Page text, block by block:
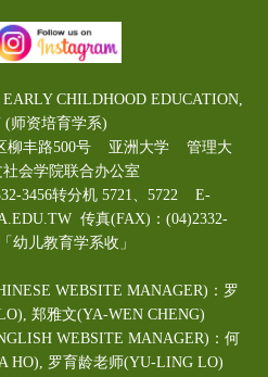
CHILDHOOD EDUCATION,
(师资培育学系)
柳丰路500号 亚洲大学 管理大
会学院联合办公室
3456转分机 5721、5722 E-
传真(FAX)：(04)2332-
儿教育学系收」
WEBSITE MANAGER)：罗
, 郑雅文(YA-WEN CHENG)
WEBSITE MANAGER)：何
HO), 罗育龄老师(YU-LING LO)